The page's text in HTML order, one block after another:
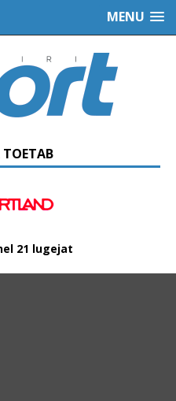
MENU
TOETAB
21 lugejat